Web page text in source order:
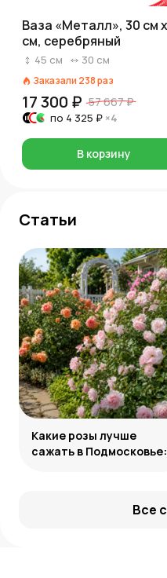
Ваза «Металл», 30 см
см, серебряный
45 см 30 см
Заказали 238раз
17 300 ₽ 57 667 ₽
по 4 325 ₽ ×4
В корзину
Статьи
Все
Какие розы лучше
сажать в Подмосковье: